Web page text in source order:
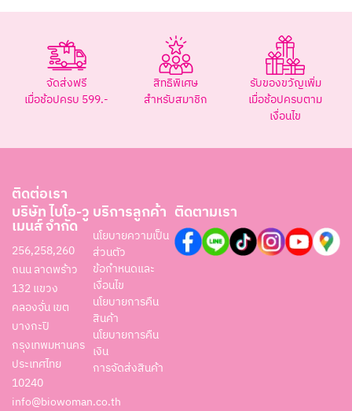
จัดส่งฟรี
เมื่อช้อปครบ 599.-
สิทธิพิเศษ
สำหรับสมาชิก
รับของขวัญเพิ่ม
เมื่อช้อปครบตาม
เงื่อนไข
ติดต่อเรา
บริษัท ไบโอ-วู
เมนส์ จำกัด
256,258,260
ถนน ลาดพร้าว
132 แขวง
คลองจั่น เขต
บางกะปิ
กรุงเทพมหานคร
ประเทศไทย
10240
info@biowoman.co.th
บริการลูกค้า
นโยบายความเป็น
ส่วนตัว
ข้อกำหนดและ
เงื่อนไข
นโยบายการคืน
สินค้า
นโยบายการคืน
เงิน
การจัดส่งสินค้า
ติดตามเรา